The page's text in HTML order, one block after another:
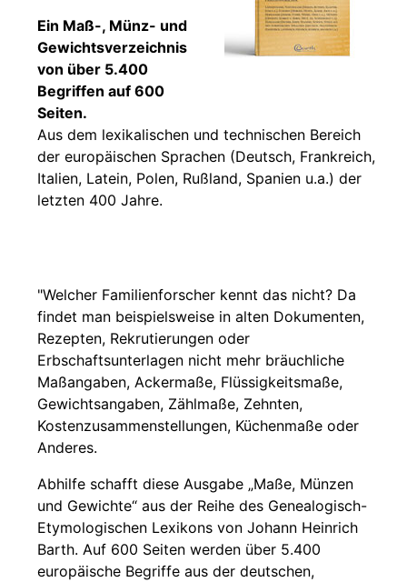
Ein Maß-, Münz- und
Gewichtsverzeichnis
von über 5.400
Begriffen auf 600
Seiten.
Aus dem lexikalischen und technischen Bereich
der europäischen Sprachen (Deutsch, Frankreich,
Italien, Latein, Polen, Rußland, Spanien u.a.) der
letzten 400 Jahre.
"Welcher Familienforscher kennt das nicht? Da
findet man beispielsweise in alten Dokumenten,
Rezepten, Rekrutierungen oder
Erbschaftsunterlagen nicht mehr bräuchliche
Maßangaben, Ackermaße, Flüssigkeitsmaße,
Gewichtsangaben, Zählmaße, Zehnten,
Kostenzusammenstellungen, Küchenmaße oder
Anderes.
Abhilfe schafft diese Ausgabe „Maße, Münzen
und Gewichte“ aus der Reihe des Genealogisch-
Etymologischen Lexikons von Johann Heinrich
Barth. Auf 600 Seiten werden über 5.400
europäische Begriffe aus der deutschen,